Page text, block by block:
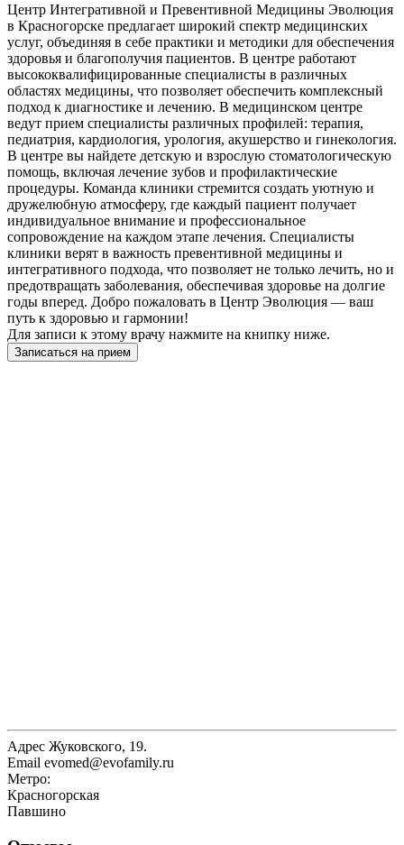
Центр Интегративной и Превентивной Медицины Эволюция
в Красногорске предлагает широкий спектр медицинских
услуг, объединяя в себе практики и методики для обеспечения
здоровья и благополучия пациентов. В центре работают
высококвалифицированные специалисты в различных
областях медицины, что позволяет обеспечить комплексный
подход к диагностике и лечению. В медицинском центре
ведут прием специалисты различных профилей: терапия,
педиатрия, кардиология, урология, акушерство и гинекология.
В центре вы найдете детскую и взрослую стоматологическую
помощь, включая лечение зубов и профилактические
процедуры. Команда клиники стремится создать уютную и
дружелюбную атмосферу, где каждый пациент получает
индивидуальное внимание и профессиональное
сопровождение на каждом этапе лечения. Специалисты
клиники верят в важность превентивной медицины и
интегративного подхода, что позволяет не только лечить, но и
предотвращать заболевания, обеспечивая здоровье на долгие
годы вперед. Добро пожаловать в Центр Эволюция — ваш
путь к здоровью и гармонии!
Для записи к этому врачу нажмите на книпку ниже.
Записаться на прием
Адрес Жуковского, 19.
Email evomed@evofamily.ru
Метро:
Красногорская
Павшино